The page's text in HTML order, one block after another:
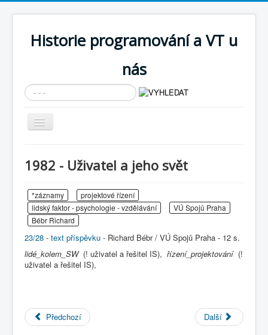
Historie programování a VT u
nás
Vyhledávání...
Přepnout
navigaci
Cíle expozice
PRŮVODCE EXPOZICÍ
Současnost SW a IT
KNIHOVNA
Historické počítače
Úvod
M - virtuální sbírka TM v Brně
1982 - Uživatel a jeho svět
*záznamy
projektové řízení
lidský faktor - psychologie - vzdělávání
VÚ Spojů Praha
Bébr Richard
23/28 - text příspěvku - Richard Bébr / VÚ Spojů Praha - 12 s.
lidé_kolem_SW (! uživatel a řešitel IS), řízení_projektování (!
uživatel a řešitel IS),
Předchozí Další